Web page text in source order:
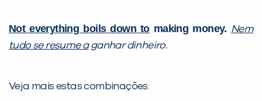
Not everything boils down tomaking money. Nem
tudo se resume aganhar dinheiro.
Veja mais estas combinações: